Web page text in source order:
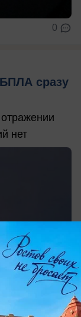
0
сразу
нет